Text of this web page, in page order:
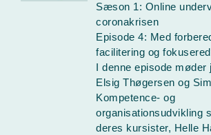
Sæson 1: Online
coronakrisen
Episode 4: Med
facilitering og
I denne episode møder
Elsig Thøgersen og
Kompetence- og
organisationsudvikling
deres kursister, Helle